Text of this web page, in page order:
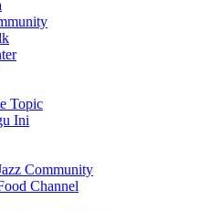
Topic
Ini
Community
Channel